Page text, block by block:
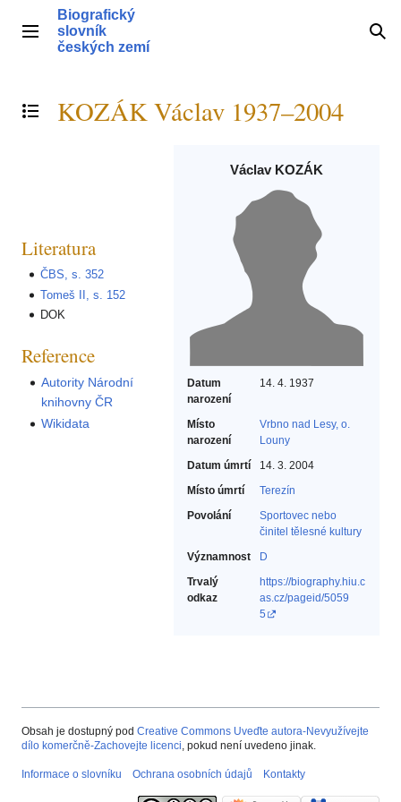
obsahHlavní menu
Biografický
slovník
českých zemí
Přepnout obsah
KOZÁK Václav 1937–2004
Václav KOZÁK
Datum
narození
14. 4. 1937
Místo
narození
Vrbno nad Lesy, o.
Louny
Datum úmrtí
14. 3. 2004
Místo úmrtí
Terezín
Povolání
Sportovec nebo
činitel tělesné kultury‎
Významnost
D
Trvalý
odkaz
https://biography.hiu.c
as.cz/pageid/5059
5
Literatura
ČBS, s. 352
Tomeš II, s. 152
DOK
Reference
Autority Národní
knihovny ČR
Wikidata
Obsah je dostupný pod Creative Commons Uveďte autora-Nevyužívejte
dílo komerčně-Zachovejte licenci, pokud není uvedeno jinak.
Informace o slovníku Ochrana osobních údajů Kontakty